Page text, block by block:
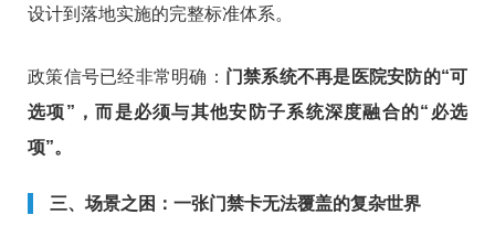
设计到落地实施的完整标准体系。
政策信号已经非常明确： 门禁系统不再是医院安防的“可
选项”，而是必须与其他安防子系统深度融合的“必选
项”。
三、场景之困：一张门禁卡无法覆盖的复杂世界